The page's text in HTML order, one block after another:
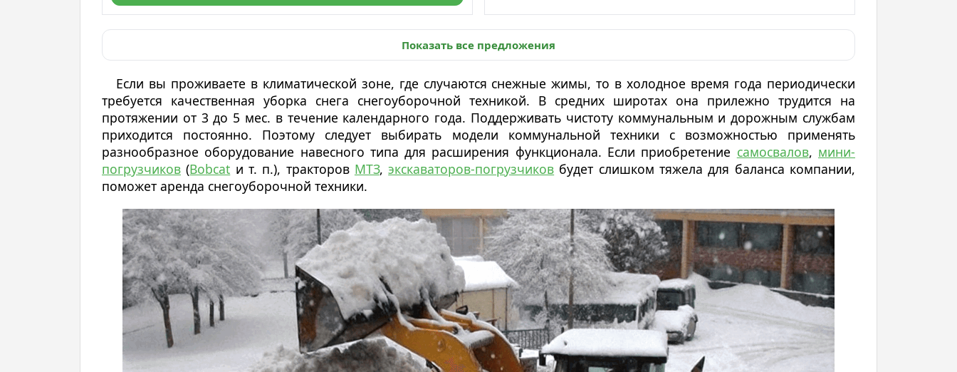
Показать все предложения
Если вы проживаете в климатической зоне, где случаются снежные жимы, то в холодное время года периодически
требуется качественная уборка снега снегоуборочной техникой. В средних широтах она прилежно трудится на
протяжении от 3 до 5 мес. в течение календарного года. Поддерживать чистоту коммунальным и дорожным службам
приходится постоянно. Поэтому следует выбирать модели коммунальной техники с возможностью применять
разнообразное оборудование навесного типа для расширения функционала. Если приобретение самосвалов, мини-
погрузчиков (Bobcat и т. п.), тракторов МТЗ,экскаваторов-погрузчиков будет слишком тяжела для баланса компании,
поможет аренда снегоуборочной техники.